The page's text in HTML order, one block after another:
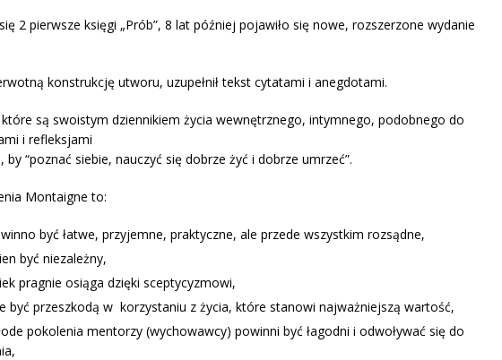
2 pierwsze księgi „Prób”, 8 lat później pojawiło się nowe, rozszerzone wydanie
konstrukcję utworu, uzupełnił tekst cytatami i anegdotami.
są swoistym dziennikiem życia wewnętrznego, intymnego, podobnego do
i refleksjami
“poznać siebie, nauczyć się dobrze żyć i dobrze umrzeć”.
Montaigne to:
być łatwe, przyjemne, praktyczne, ale przede wszystkim rozsądne,
być niezależny,
pragnie osiąga dzięki sceptycyzmowi,
być przeszkodą w korzystaniu z życia, które stanowi najważniejszą wartość,
pokolenia mentorzy (wychowawcy) powinni być łagodni i odwoływać się do